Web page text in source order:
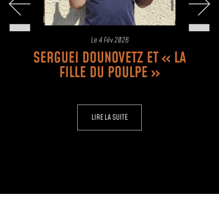
Le4 Fév 2026
SERGUEI DOUNOVETZ ET « LA
FILLE DU POULPE »
LIRE LA SUITE